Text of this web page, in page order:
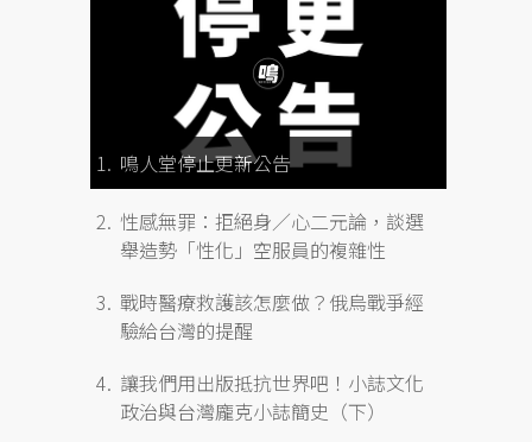
鳴人堂停止更新公告
性感無罪：拒絕身／心二元論，談選
舉造勢「性化」空服員的複雜性
戰時醫療救護該怎麼做？俄烏戰爭經
驗給台灣的提醒
讓我們用出版抵抗世界吧！小誌文化
政治與台灣龐克小誌簡史（下）